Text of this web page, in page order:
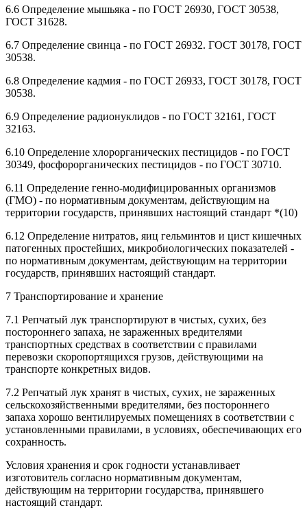
6.6 Определение мышьяка - по ГОСТ 26930, ГОСТ 30538,
ГОСТ 31628.
6.7 Определение свинца - по ГОСТ 26932. ГОСТ 30178, ГОСТ
30538.
6.8 Определение кадмия - по ГОСТ 26933, ГОСТ 30178, ГОСТ
30538.
6.9 Определение радионуклидов - по ГОСТ 32161, ГОСТ
32163.
6.10 Определение хлорорганических пестицидов - по ГОСТ
30349, фосфорорганических пестицидов - по ГОСТ 30710.
6.11 Определение генно-модифицированных организмов
(ГМО) - по нормативным документам, действующим на
территории государств, принявших настоящий стандарт *(10)
6.12 Определение нитратов, яиц гельминтов и цист кишечных
патогенных простейших, микробиологических показателей -
по нормативным документам, действующим на территории
государств, принявших настоящий стандарт.
7 Транспортирование и хранение
7.1 Репчатый лук транспортируют в чистых, сухих, без
постороннего запаха, не зараженных вредителями
транспортных средствах в соответствии с правилами
перевозки скоропортящихся грузов, действующими на
транспорте конкретных видов.
7.2 Репчатый лук хранят в чистых, сухих, не зараженных
сельскохозяйственными вредителями, без постороннего
запаха хорошо вентилируемых помещениях в соответствии с
установленными правилами, в условиях, обеспечивающих его
сохранность.
Условия хранения и срок годности устанавливает
изготовитель согласно нормативным документам,
действующим на территории государства, принявшего
настоящий стандарт.